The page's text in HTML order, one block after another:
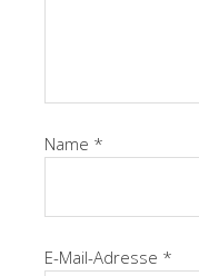
Name *
E-Mail-Adresse *